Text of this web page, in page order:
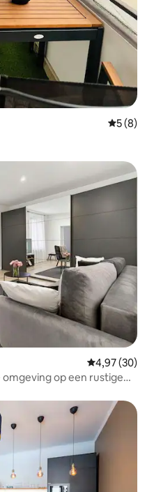
5 (8)
Gemiddelde
4,97 (30)
op een rustige